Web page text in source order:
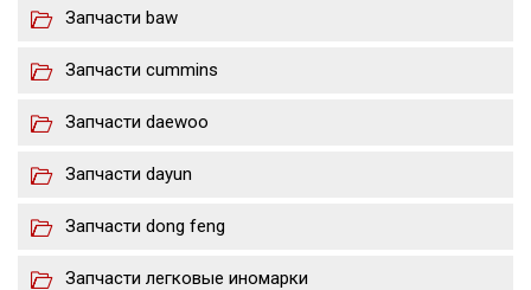
Запчасти baw
Запчасти cummins
Запчасти daewoo
Запчасти dayun
Запчасти dong feng
Запчасти легковые иномарки